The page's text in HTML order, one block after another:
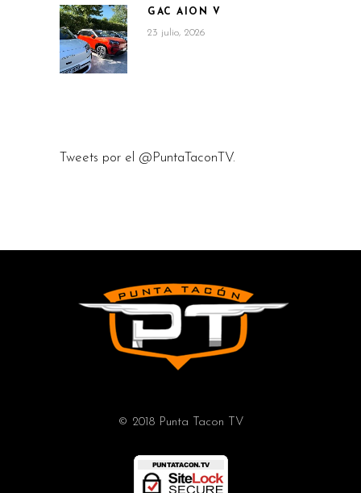
GAC AION V
23 julio, 2026
Tweets por el @PuntaTaconTV.
© 2018 Punta Tacon TV